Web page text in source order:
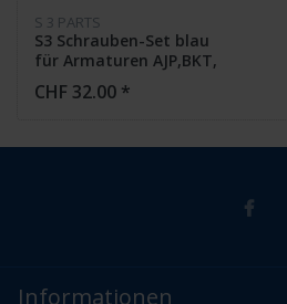
S 3 PARTS
S3 Schrauben-Set blau
für Armaturen AJP,BKT,
CHF 32.00 *
Informationen